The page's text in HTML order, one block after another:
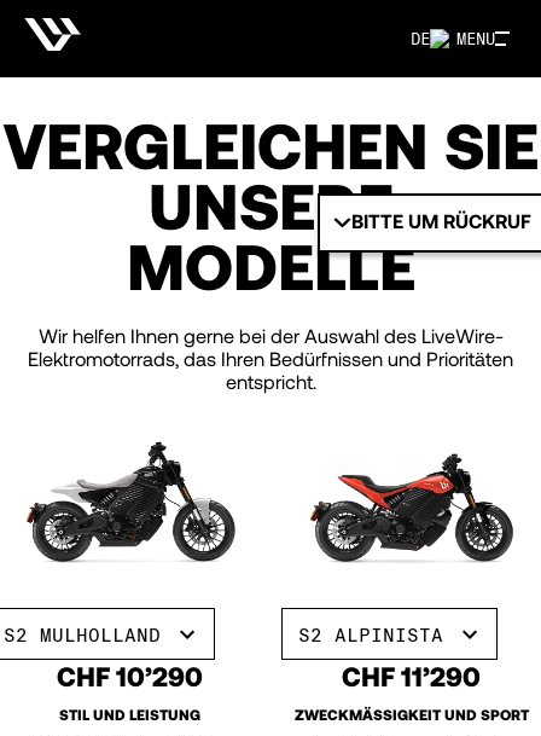
MENU
DE
BITTE UM RÜCKRUF
VERGLEICHEN SIE
UNSERE
MODELLE
Wir helfen Ihnen gerne bei der Auswahl des LiveWire-
Elektromotorrads, das Ihren Bedürfnissen und Prioritäten
entspricht.
S2 MULHOLLAND S2 ALPINISTA
CHF 10’290 CHF 11’290
STIL UND LEISTUNG ZWECKMÄSSIGKEIT UND SPORT